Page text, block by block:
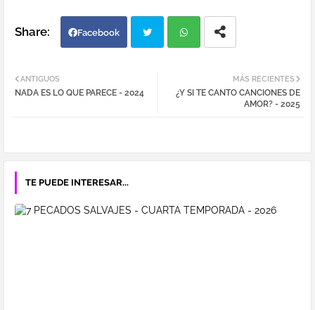
Facebook
tter atsa
MÁS RECIENTES
¿Y SI TE CANTO CANCIONES DE
AMOR? - 2025
ANTIGUOS
NADA ES LO QUE PARECE - 2024
TE PUEDE INTERESAR...